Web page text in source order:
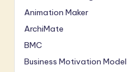
Animation Maker
ArchiMate
BMC
Business Motivation Model